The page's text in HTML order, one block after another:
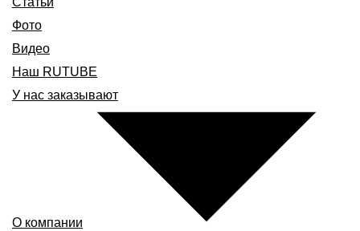
Фото
Видео
Наш RUTUBE
У нас заказывают
О компании